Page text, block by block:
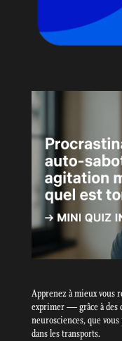
Apprenez à mieux vous
exprimer — grâce à des
neurosciences, que
dans les transports.